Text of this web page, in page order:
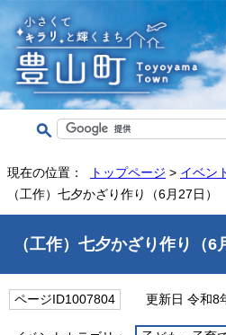
現在の位置： トップページ > イベン
（工作）七夕かざり作り（6月27日）
（工作）七夕かざり作り（6
ページID1007804 更新日 令和8